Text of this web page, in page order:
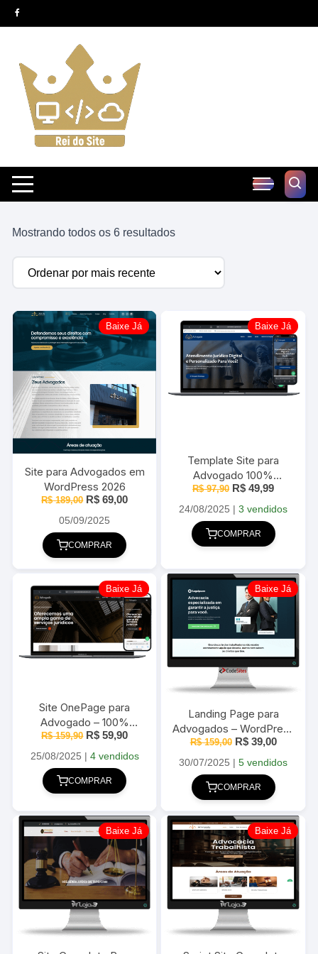
Pular
para
conteúdo
Mostrando todos os 6 resultadosClassificado
Baixe Já
Site para Advogados em
WordPress 2026
R$189,00 O
original
era:
R$ 189,00.
R$ 69,00O
05/09/2025
COMPRAR
Baixe Já
Template Site para
Advogado 100%
Responsivo 2025
R$97,90 O
original
era:
R$ 97,90.
R$ 49,99O
atual
R$ 49,99.
24/08/2025 |3 vendidos
COMPRAR
Baixe Já
Site OnePage para
Advogado – 100%
Editável Página de
Vendas 2025
R$159,90 O
original
era:
R$ 159,90.
R$ 59,90O
atual
25/08/2025 | 4 vendidos
COMPRAR
Baixe Já
Landing Page para
Advogados – WordPress
+ Elementor, Totalmente
Editável 2025
R$159,00 O
original
era:
R$ 159,00.
R$39,00O
atual
30/07/2025 |5 vendidos
COMPRAR
Baixe Já Baixe Já